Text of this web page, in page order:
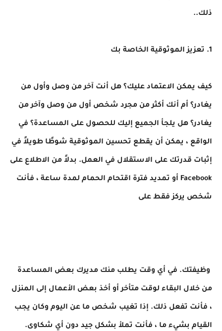
ذلك..
1. تعزيز الموثوقية الخاصة بك
كيف يمكن الاعتماد عليك؟ هل أنت آخر من وصل وأول من
يغادر؟ أم أنك أكثر من مجرد شخص أول من وصل وآخر من
يغادر؟ هل يلجأ الجميع إليك للحصول على المساعدة؟ في
الواقع ، يمكن أن يقطع تحسين الموثوقية شوطًا طويلاً في
إثبات قدرتك على الاستقلال في العمل. بدلاً من الاطلاع على
Facebook أو تمديد فترة اقتحام الحمام لمدة ساعة ، فأنت
شخص يركز فقط على
وظيفتك. في أي وقت يطلب منك مديرك بعض المساعدة
من خلال البقاء لوقت متأخر أو أخذ بعض الأعمال إلى المنزل
، فأنت تفعل ذلك. إذا تغيب شخص ما عن اليوم وكان يجب
القيام بشيء ما ، فأنت تملأ بشكل جيد دون أي شكاوى.